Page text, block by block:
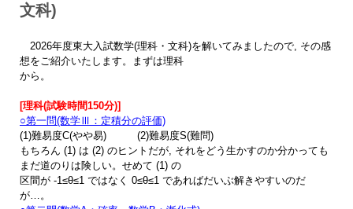
文科)
2026年度東大入試数学(理科・文科)を解いてみましたので, その感
想をご紹介いたします。まずは理科
から。
[理科(試験時間150分)]
○第一問(数学Ⅲ：定積分の評価)
(1)難易度C(やや易) (2)難易度S(難問)
もちろん (1) は (2) のヒントだが, それをどう生かすのか分かっても
まだ道のりは険しい。せめて (1) の
区間が -1≤θ≤1 ではなく 0≤θ≤1 であればだいぶ解きやすいのだ
が…。